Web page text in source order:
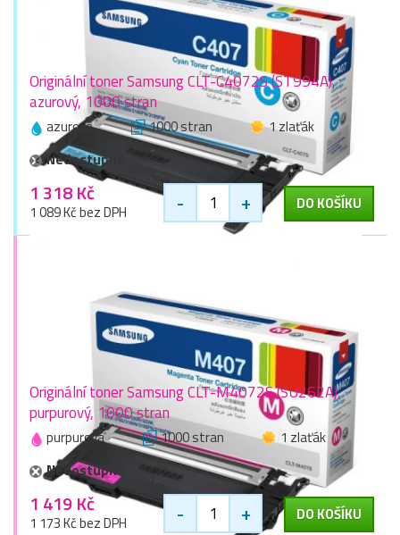
Originální toner Samsung CLT-C4072S (ST994A),
azurový, 1000 stran
azurová 1000 stran
1 zlaťák
Nedostupné
1 318 Kč
1 089 Kč bez DPH - + DO KOŠÍKU
Originální toner Samsung CLT-M4072S (SU262A),
purpurový, 1000 stran
purpurová 1000 stran
1 zlaťák
Nedostupné
1 419 Kč
1 173 Kč bez DPH - + DO KOŠÍKU